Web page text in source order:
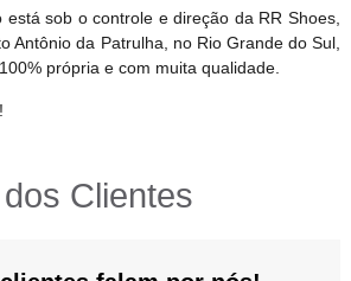
está sob o controle e direção da RR Shoes,
Antônio da Patrulha, no Rio Grande do Sul,
própria e com muita qualidade.
Clientes